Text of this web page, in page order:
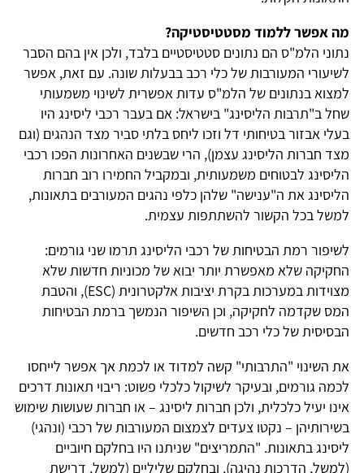
מה אפשר ללמוד מסטטיסטיקה?
נתוני הלמ"ס הם נתונים סטטיסטיים בלבד, ולכן אין בהם הסבר
לשיעורי המעורבות של כלי רכב בבעלות שונה. עם זאת, אפשר
למצוא בנתונים של הלמ"ס עדות אפשרית לשינוי משמעותי
שחל ב"תרבות הליסינג" בישראל: אם בעבר רכבי ליסינג היו
בעלי אבזור בטיחותי דל וזכו ליחס בלתי סביר מצד הנהגים (וגם
מצד חברות הליסינג עצמן), הרי שבשנים האחרונות הפכו רכבי
הליסינג לבטוחים משמעותית, ובמקביל החמירו רוב חברות
הליסינג את ה"ענישה" שלהן כלפי נהגים המעורבים בתאונות,
למשל בכל הקשור להשתתפות עצמית.
לשיפור רמת הבטיחות של רכבי הליסינג תרמו שני גורמים:
החקיקה שלא מאפשרת יותר יבוא של מכוניות חדשות שלא
מצוידות במערכות בקרת יציבות אלקטרונית (ESC), והטבת
המס שקדמה לחקיקה, וכן השיפור הנמשך ברמת הבטיחות
הבסיסית של כלי רכב חדשים.
את השינוי "התרבותי" קשה למדוד או לכמת אך אפשר לייחסו
לכמה גורמים, ובעיקר לשיקול כלכלי פשוט: ריבוי תאונות דרכים
אינו יעיל כלכלית, ולכן חברות ליסינג – או חברות שעושות שימוש
בשירותיהן – נקטו צעדים לצמצום המעורבות של רכבי (ונהגי)
ליסינג בתאונות. "התמריצים" שניתנו היו בחלקם חיוביים
(למשל, הדרכות נהיגה), ובחלקם שליליים (למשל, דרישת